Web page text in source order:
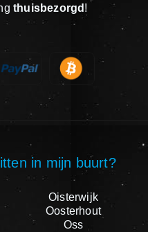
thuisbezorgd !
in mijn buurt?
Oisterwijk
Oosterhout
Oss